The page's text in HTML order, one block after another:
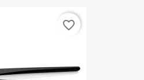
favorite_border